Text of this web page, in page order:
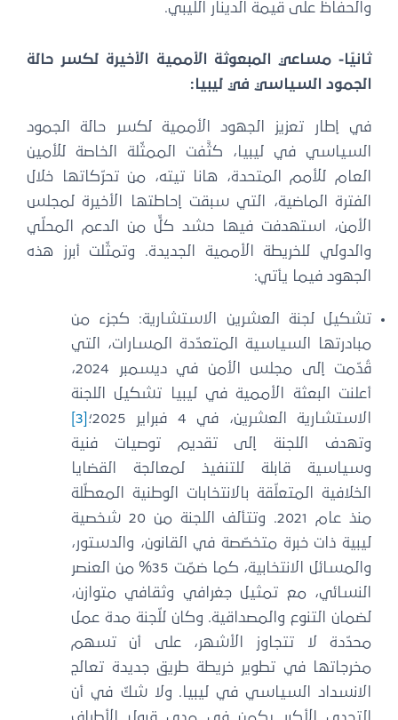
والحفاظ على قيمة الدينار الليبي.
ثانيًا- مساعي المبعوثة الأممية الأخيرة لكسر حالة
الجمود السياسي في ليبيا:
في إطار تعزيز الجهود الأممية لكسر حالة الجمود
السياسي في ليبيا، كثَّفت الممثّلة الخاصة للأمين
العام للأمم المتحدة، هانا تيته، من تحرّكاتها خلال
الفترة الماضية، التي سبقت إحاطتها الأخيرة لمجلس
الأمن، استهدفت فيها حشد كلٍّ من الدعم المحلّي
والدولي للخريطة الأممية الجديدة. وتمثّلت أبرز هذه
الجهود فيما يأتي:
تشكيل لجنة العشرين الاستشارية: كجزء من
مبادرتها السياسية المتعدّدة المسارات، التي
قُدّمت إلى مجلس الأمن في ديسمبر 2024،
أعلنت البعثة الأممية في ليبيا تشكيل اللجنة
الاستشارية العشرين، في 4 فبراير 2025؛
وتهدف اللجنة إلى تقديم توصيات فنية
وسياسية قابلة للتنفيذ لمعالجة القضايا
الخلافية المتعلّقة بالانتخابات الوطنية المعطّلة
منذ عام 2021. وتتألف اللجنة من 20 شخصية
ليبية ذات خبرة متخصّصة في القانون، والدستور،
والمسائل الانتخابية، كما ضمّت 35% من العنصر
النسائي، مع تمثيل جغرافي وثقافي متوازن،
لضمان التنوع والمصداقية. وكان للّجنة مدة عمل
محدّدة لا تتجاوز الأشهر، على أن تسهم
مخرجاتها في تطوير خريطة طريق جديدة تعالج
الانسداد السياسي في ليبيا. ولا شكّ في أن